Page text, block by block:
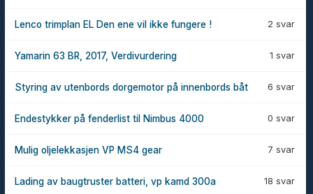
2 svar
Lenco trimplan EL Den ene vil ikke fungere !
1 svar
Yamarin 63 BR, 2017, Verdivurdering
6 svar
Styring av utenbords dorgemotor på innenbords båt
0 svar
Endestykker på fenderlist til Nimbus 4000
7 svar
Mulig oljelekkasjen VP MS4 gear
18 svar
Lading av baugtruster batteri, vp kamd 300a